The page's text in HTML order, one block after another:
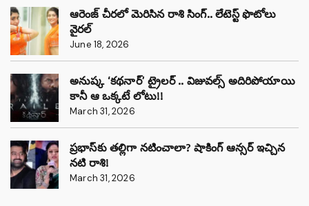
ఆరెంజ్ చీరలో మెరిసిన రాశి సింగ్.. లేటెస్ట్ ఫొటోలు
వైరల్
June 18, 2026
అనుష్క ‘కథనార్’ ట్రైలర్ .. విజువల్స్ అదిరిపోయాయి
కానీ ఆ ఒక్కటే లోటు!!
March 31, 2026
ప్రభాస్‌కు తల్లిగా నటించాలా? షాకింగ్ ఆన్సర్ ఇచ్చిన
నటి రాశి!
March 31, 2026